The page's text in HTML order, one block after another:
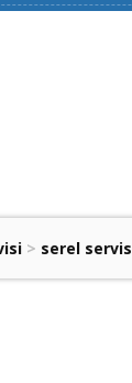
> serel servis